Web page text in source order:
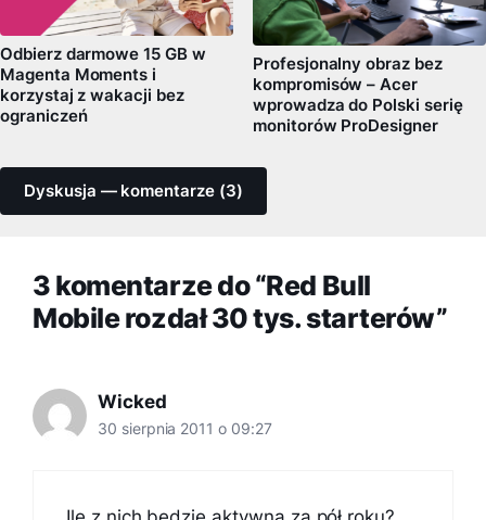
Odbierz darmowe 15 GB w
Magenta Moments i
korzystaj z wakacji bez
ograniczeń
Profesjonalny obraz bez
kompromisów – Acer
wprowadza do Polski serię
monitorów ProDesigner
Dyskusja — komentarze (3)
3 komentarze do “Red Bull
Mobile rozdał 30 tys. starterów”
Wicked
30 sierpnia 2011 o 09:27